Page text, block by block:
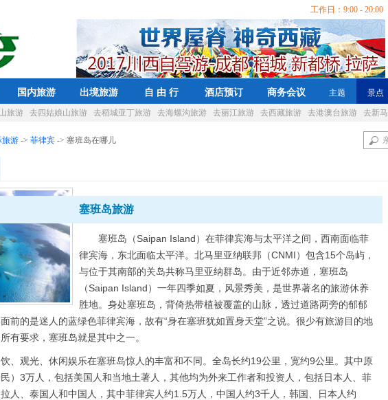
工作日：9:00 -
国内旅游 出境旅游 自 由 行 酒店预订 商务会议 主题 景点
旅游 去四姑娘山旅游 去稻城亚丁旅游 去海螺沟旅游 去丽江旅游 去西藏旅游 去港澳台旅游 去新
旅游-> 菲律宾-> 塞班岛在哪儿
塞班岛旅游
塞班岛（Saipan Island）在菲律宾海与太平洋之间，西南面临菲
律宾海，东北面临太平洋。北马里亚纳联邦（CNMI）包含15个岛屿，
与位于其南部的关岛共称马里亚纳群岛。由于近邻赤道，塞班岛
（Saipan Island）一年四季如夏，风景秀美，是世界著名的旅游休养
胜地。身处塞班岛，背倚热带植被覆盖的山脉，透过道路两旁的郁郁
前的是迷人的蓝绿色菲律宾海，故有“身在塞班犹如置身天堂”之说。很少有旅游目的地
有要求，塞班岛就是其中之一。
、观光、休闲娱乐在塞班岛惊人的丰富和不同。全岛长约19公里，宽约9公里。其中原
）3万人，包括美国人和当地土著人，其他均为外来工作者和投资人，包括日本人、菲
人、泰国人和中国人，其中菲律宾人约1.5万人，中国人约3千人，韩国、日本人约